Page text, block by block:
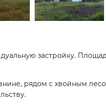
застройку.
рядом с хвойным